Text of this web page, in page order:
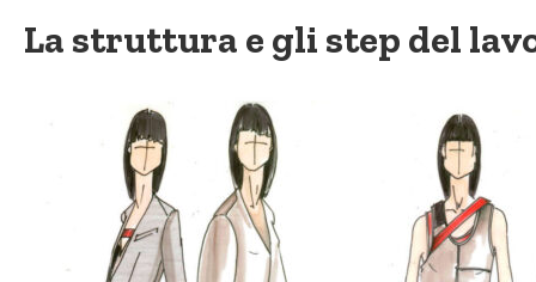
La struttura e gli step del